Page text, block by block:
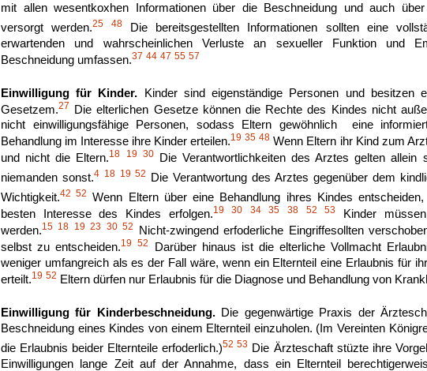
mit allen wesentkoxhen Informationen über die Beschneidung und auch
versorgt werden.25 48Die bereitsgestellten Informationen sollten eine
erwartenden und wahrscheinlichen Verluste an sexueller Funktion und
Beschneidung umfassen.37 44 47 55 57
Einwilligung für Kinder. Kinder sind eigenständige Personen und besitzen
Gesetzem.27 Die elterlichen Gesetze können die Rechte des Kindes nicht
nicht einwilligungsfähige Personen, sodass Eltern gewöhnlich eine
Behandlung im Interesse ihre Kinder erteilen.19 35 48 Wenn Eltern ihr Kind zum
und nicht die Eltern.18 19 30Die Verantwortlichkeiten des Arztes gelten allein
niemanden sonst.4 18 19 52
Die Verantwortung des Arztes gegenüber dem
Wichtigkeit.42 52 Wenn Eltern über eine Behandlung ihres Kindes
besten Interesse des Kindes erfolgen.19 30 34 35 38 52 53 Kinder
werden.15 18 19 23 30 52
Nicht-zwingend erfoderliche Eingriffesollten
selbst zu entscheiden.19 52
Darüber hinaus ist die elterliche Vollmacht
weniger umfangreich als es der Fall wäre, wenn ein Elternteil eine Erlaubnis für
erteilt.19 52 Eltern dürfen nur Erlaubnis für die Diagnose und Behandlung von
Einwilligung für Kinderbeschneidung.Die gegenwärtige Praxis der
Beschneidung eines Kindes von einem Elternteil einzuholen. (Im Vereinten
die Erlaubnis beider Elternteile erfoderlich.)52 53 Die Ärzteschaft stüzte ihre
Einwilligungen lange Zeit auf der Annahme, dass ein Elternteil